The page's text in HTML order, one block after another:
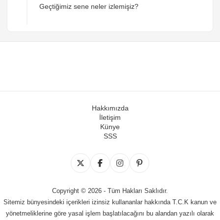
Geçtiğimiz sene neler izlemişiz?
Hakkımızda
İletişim
Künye
SSS
Copyright © 2026 - Tüm Hakları Saklıdır.
Sitemiz bünyesindeki içerikleri izinsiz kullananlar hakkında T.C.K kanun ve
yönetmeliklerine göre yasal işlem başlatılacağını bu alandan yazılı olarak